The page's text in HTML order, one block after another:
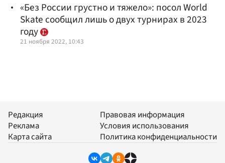
«Без России грустно и тяжело»: посол World
Skate сообщил лишь о двух турнирах в 2023
году
21 ноября 2022, 10:43
Редакция
Реклама
Карта сайта
Правовая информация
Условия использования
Политика конфиденциальности